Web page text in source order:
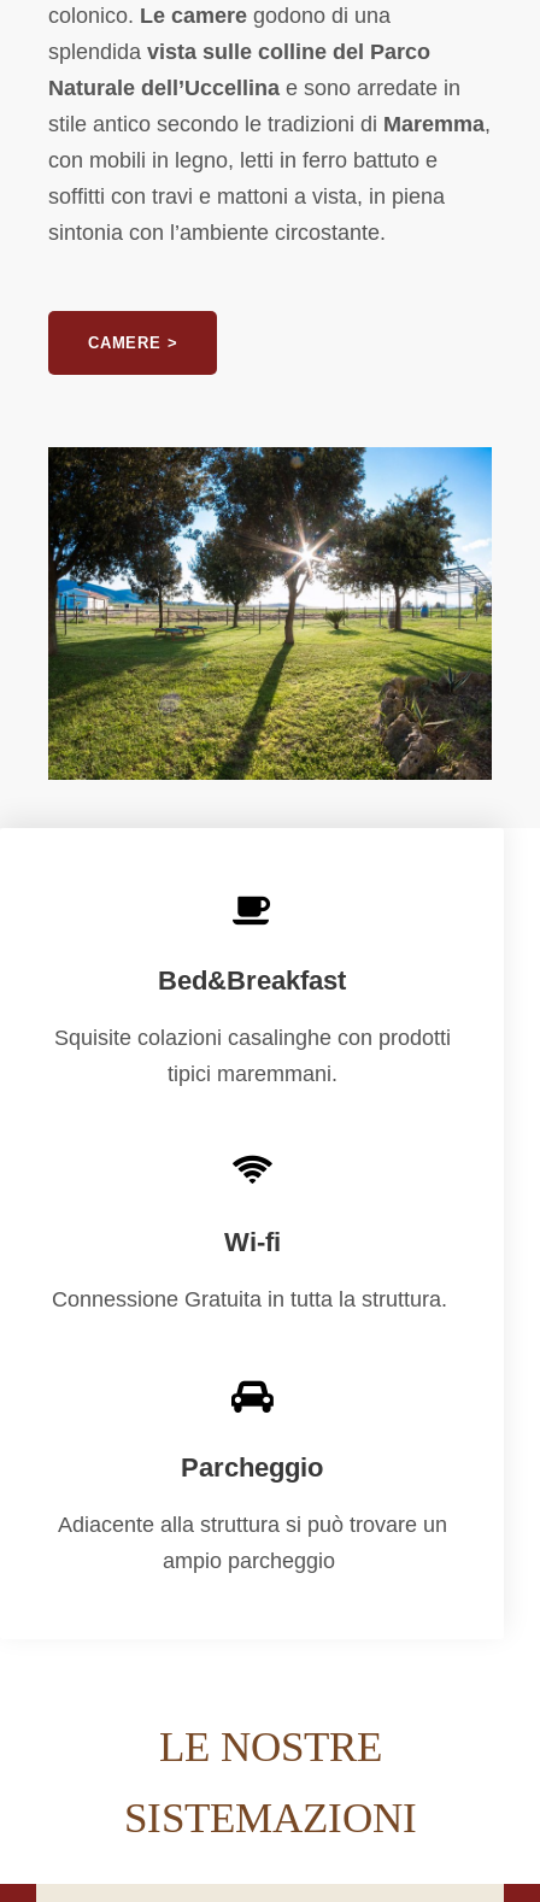
colonico. Le camere godono di una
splendida vista sulle colline del Parco
Naturale dell’Uccellina e sono arredate in
stile antico secondo le tradizioni di Maremma,
con mobili in legno, letti in ferro battuto e
soffitti con travi e mattoni a vista, in piena
sintonia con l’ambiente circostante.
CAMERE >
Bed&Breakfast
Squisite colazioni casalinghe con prodotti
tipici maremmani.
Wi-fi
Connessione Gratuita in tutta la struttura.
Parcheggio
Adiacente alla struttura si può trovare un
ampio parcheggio
LE NOSTRE
SISTEMAZIONI